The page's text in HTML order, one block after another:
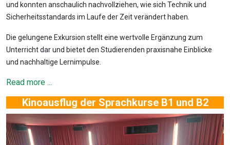
und konnten anschaulich nachvollziehen, wie sich Technik und
Sicherheitsstandards im Laufe der Zeit verändert haben.
Die gelungene Exkursion stellt eine wertvolle Ergänzung zum
Unterricht dar und bietet den Studierenden praxisnahe Einblicke
und nachhaltige Lernimpulse.
Read more ...
Kinoausflug der Sprachkurse B1 und B2